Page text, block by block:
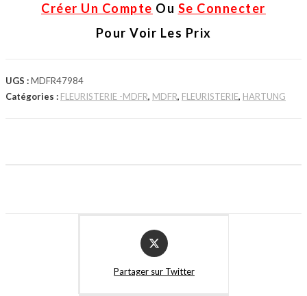
Créer Un Compte Ou Se Connecter
Pour Voir Les Prix
UGS :MDFR47984
Catégories : FLEURISTERIE -MDFR, MDFR, FLEURISTERIE, HARTUNG
Partager sur Twitter